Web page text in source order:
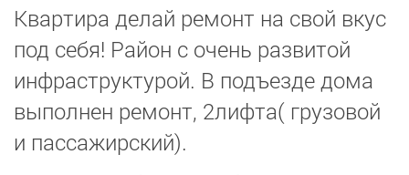
Квартира делай ремонт на свой вкус
под себя! Район с очень развитой
инфраструктурой. В подъезде дома
выполнен ремонт, 2лифта( грузовой
и пассажирский).